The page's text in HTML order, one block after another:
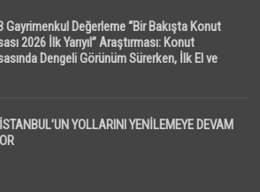
Gayrimenkul Değerleme “Bir Bakışta Konut
2026 İlk Yarıyıl” Araştırması: Konut
Dengeli Görünüm Sürerken, İlk El ve
YOLLARINI YENİLEMEYE DEVAM